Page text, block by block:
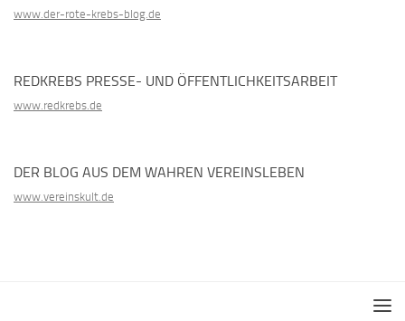
www.der-rote-krebs-blog.de
REDKREBS PRESSE- UND ÖFFENTLICHKEITSARBEIT
www.redkrebs.de
DER BLOG AUS DEM WAHREN VEREINSLEBEN
www.vereinskult.de